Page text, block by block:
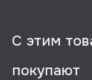
С этим
покупают